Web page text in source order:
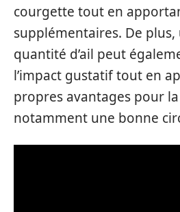
courgette tout en
supplémentaires. De
quantité d’ail peut
l’impact gustatif tout en
propres avantages pour
notamment une bonne